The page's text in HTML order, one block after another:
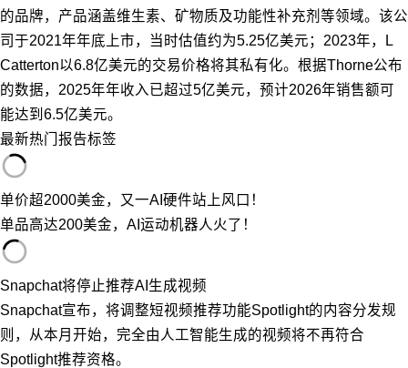
的品牌，产品涵盖维生素、矿物质及功能性补充剂等领域。该公
司于2021年年底上市，当时估值约为5.25亿美元；2023年，L
Catterton以6.8亿美元的交易价格将其私有化。根据Thorne公布
的数据，2025年年收入已超过5亿美元，预计2026年销售额可
能达到6.5亿美元。
最新热门 报告标签
单价超2000美金，又一AI硬件站上风口！
单品高达200美金，AI运动机器人火了！
Snapchat将停止推荐AI生成视频
Snapchat宣布，将调整短视频推荐功能Spotlight的内容分发规
则，从本月开始，完全由人工智能生成的视频将不再符合
Spotlight推荐资格。